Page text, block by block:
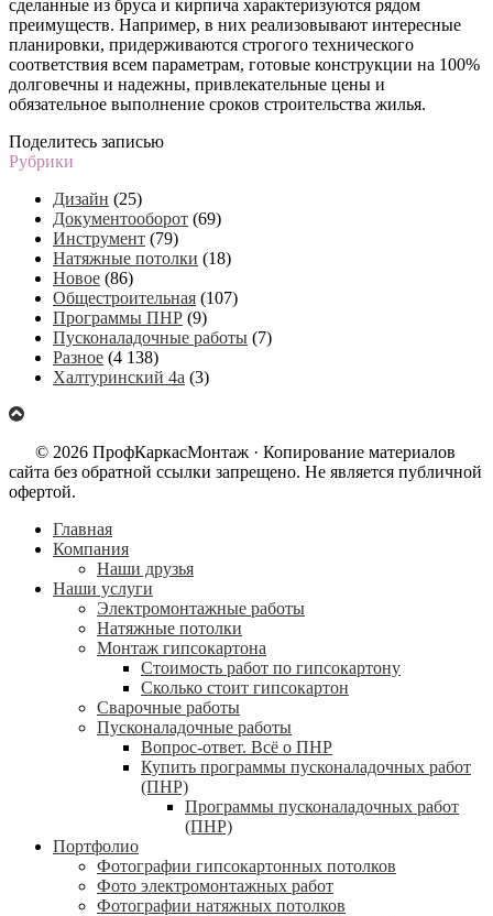
сделанные из бруса и кирпича характеризуются рядом
преимуществ. Например, в них реализовывают интересные
планировки, придерживаются строгого технического
соответствия всем параметрам, готовые конструкции на 100%
долговечны и надежны, привлекательные цены и
обязательное выполнение сроков строительства жилья.
Поделитесь записью
Рубрики
Дизайн (25)
Документооборот (69)
Инструмент (79)
Натяжные потолки (18)
Новое (86)
Общестроительная (107)
Программы ПНР (9)
Пусконаладочные работы (7)
Разное (4 138)
Халтуринский 4а (3)
© 2026 ПрофКаркасМонтаж · Копирование материалов
сайта без обратной ссылки запрещено. Не является публичной
офертой.
Главная
Компания
Наши друзья
Наши услуги
Электромонтажные работы
Натяжные потолки
Монтаж гипсокартона
Стоимость работ по гипсокартону
Сколько стоит гипсокартон
Сварочные работы
Пусконаладочные работы
Вопрос-ответ. Всё о ПНР
Купить программы пусконаладочных работ
(ПНР)
Программы пусконаладочных работ
(ПНР)
Портфолио
Фотографии гипсокартонных потолков
Фото электромонтажных работ
Фотографии натяжных потолков